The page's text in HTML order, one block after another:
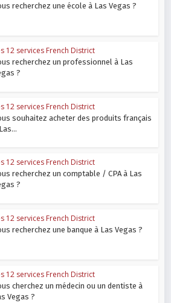
recherchez une école à Las Vegas ?
12 services French District
recherchez un professionnel à Las
?
12 services French District
souhaitez acheter des produits français
12 services French District
recherchez un comptable / CPA à Las
?
12 services French District
recherchez une banque à Las Vegas ?
12 services French District
cherchez un médecin ou un dentiste à
Vegas ?